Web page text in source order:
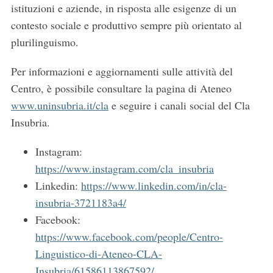
istituzioni e aziende, in risposta alle esigenze di un
contesto sociale e produttivo sempre più orientato al
plurilinguismo.
Per informazioni e aggiornamenti sulle attività del
Centro, è possibile consultare la pagina di Ateneo
www.uninsubria.it/clae seguire i canali social del Cla
Insubria.
Instagram:
https://www.instagram.com/cla_insubria
Linkedin: https://www.linkedin.com/in/cla-
insubria-3721183a4/
Facebook:
https://www.facebook.com/people/Centro-
Linguistico-di-Ateneo-CLA-
S
e
a
c
f
o
r
: